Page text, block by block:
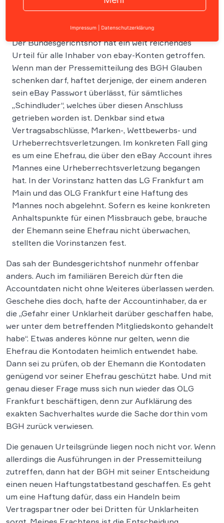
Der Bundesgerichtshof hat ein weit reichendes
Urteil für alle Inhaber von ebay-Konten getroffen.
Wenn man der Pressemitteilung des BGH Glauben
schenken darf, haftet derjenige, der einem anderen
sein eBay Passwort überlässt, für sämtliches
„Schindluder“, welches über diesen Anschluss
getrieben worden ist. Denkbar sind etwa
Vertragsabschlüsse, Marken-, Wettbewerbs- und
Urheberrechtsverletzungen. Im konkreten Fall ging
es um eine Ehefrau, die über den eBay Account ihres
Mannes eine Urheberrechtsverletzung begangen
hat. In der Vorinstanz hatten das LG Frankfurt am
Main und das OLG Frankfurt eine Haftung des
Mannes noch abgelehnt. Sofern es keine konkreten
Anhaltspunkte für einen Missbrauch gebe, brauche
der Ehemann seine Ehefrau nicht überwachen,
stellten die Vorinstanzen fest.
Das sah der Bundesgerichtshof nunmehr offenbar
anders. Auch im familiären Bereich dürften die
Accountdaten nicht ohne Weiteres überlassen werden.
Geschehe dies doch, hafte der Accountinhaber, da er
die „Gefahr einer Unklarheit darüber geschaffen habe,
wer unter dem betreffenden Mitgliedskonto gehandelt
habe“. Etwas anderes könne nur gelten, wenn die
Ehefrau die Kontodaten heimlich entwendet habe.
Dann sei zu prüfen, ob der Ehemann die Kontodaten
genügend vor seiner Ehefrau geschützt habe. Und mit
genau dieser Frage muss sich nun wieder das OLG
Frankfurt beschäftigen, denn zur Aufklärung des
exakten Sachverhaltes wurde die Sache dorthin vom
BGH zurück verwiesen.
Die genauen Urteilsgründe liegen noch nicht vor. Wenn
allerdings die Ausführungen in der Pressemitteilung
zutreffen, dann hat der BGH mit seiner Entscheidung
einen neuen Haftungstatbestand geschaffen. Es geht
um eine Haftung dafür, dass ein Handeln beim
Vertragspartner oder bei Dritten für Unklarheiten
Impressum Datenschutzerklärung